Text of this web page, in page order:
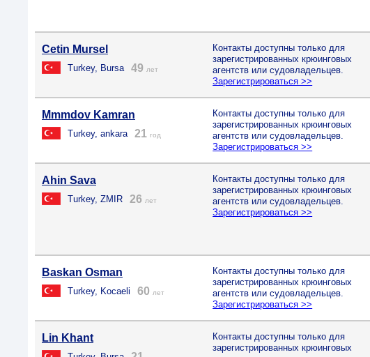
Cetin Mursel
Turkey, Bursa 49 лет
Контакты доступны только для
зарегистрированных крюинговых
агентств или судовладельцев.
Зарегистрироваться >>
Mmmdov Kamran
Turkey, ankara 21 год
Контакты доступны только для
зарегистрированных крюинговых
агентств или судовладельцев.
Зарегистрироваться >>
Ahin Sava
Turkey, ZMIR 26 лет
Контакты доступны только для
зарегистрированных крюинговых
агентств или судовладельцев.
Зарегистрироваться >>
Baskan Osman
Turkey, Kocaeli 60 лет
Контакты доступны только для
зарегистрированных крюинговых
агентств или судовладельцев.
Зарегистрироваться >>
Lin Khant
Контакты доступны только для
зарегистрированных крюинговых